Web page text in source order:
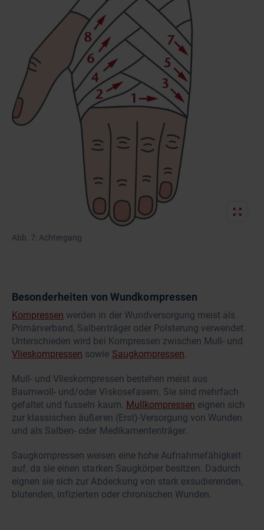
Abb. 7: Achtergang
Besonderheiten von Wundkompressen
Kompressen werden in der Wundversorgung meist als
Primärverband, Salbenträger oder Polsterung verwendet.
Unterschieden wird bei Kompressen zwischen Mull- und
Vlieskompressen sowie Saugkompressen.
Mull- und Vlieskompressen bestehen meist aus
Baumwoll- und/oder Viskosefasern. Sie sind mehrfach
gefaltet und fusseln kaum. Mullkompressen eignen sich
zur klassischen äußeren (Erst)-Versorgung von Wunden
und als Salben- oder Medikamententräger.
Saugkompressen weisen eine hohe Aufnahmefähigkeit
auf, da sie einen starken Saugkörper besitzen. Dadurch
eignen sie sich zur Abdeckung von stark exsudierenden,
blutenden, infizierten oder chronischen Wunden.